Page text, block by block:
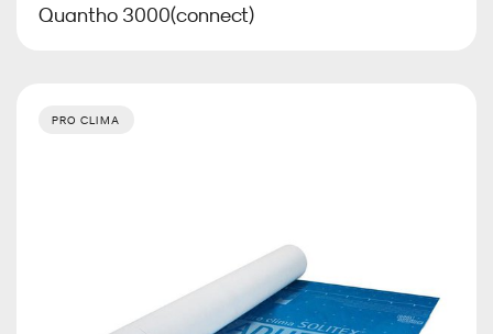
Quantho 3000(connect)
PRO CLIMA